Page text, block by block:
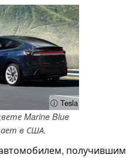
ⓘ Tesla
Marine Blue
в США.
получившим